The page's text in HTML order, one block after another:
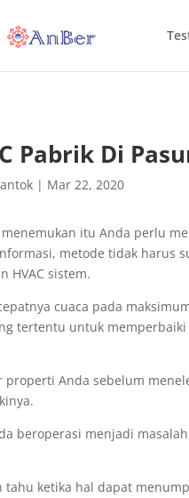
Pabrik Di
antok | Mar 22, 2020
itu Anda perlu
metode tidak harus
HVAC sistem.
cuaca pada
tertentu untuk
Anda sebelum
beroperasi menjadi
ketika hal dapat